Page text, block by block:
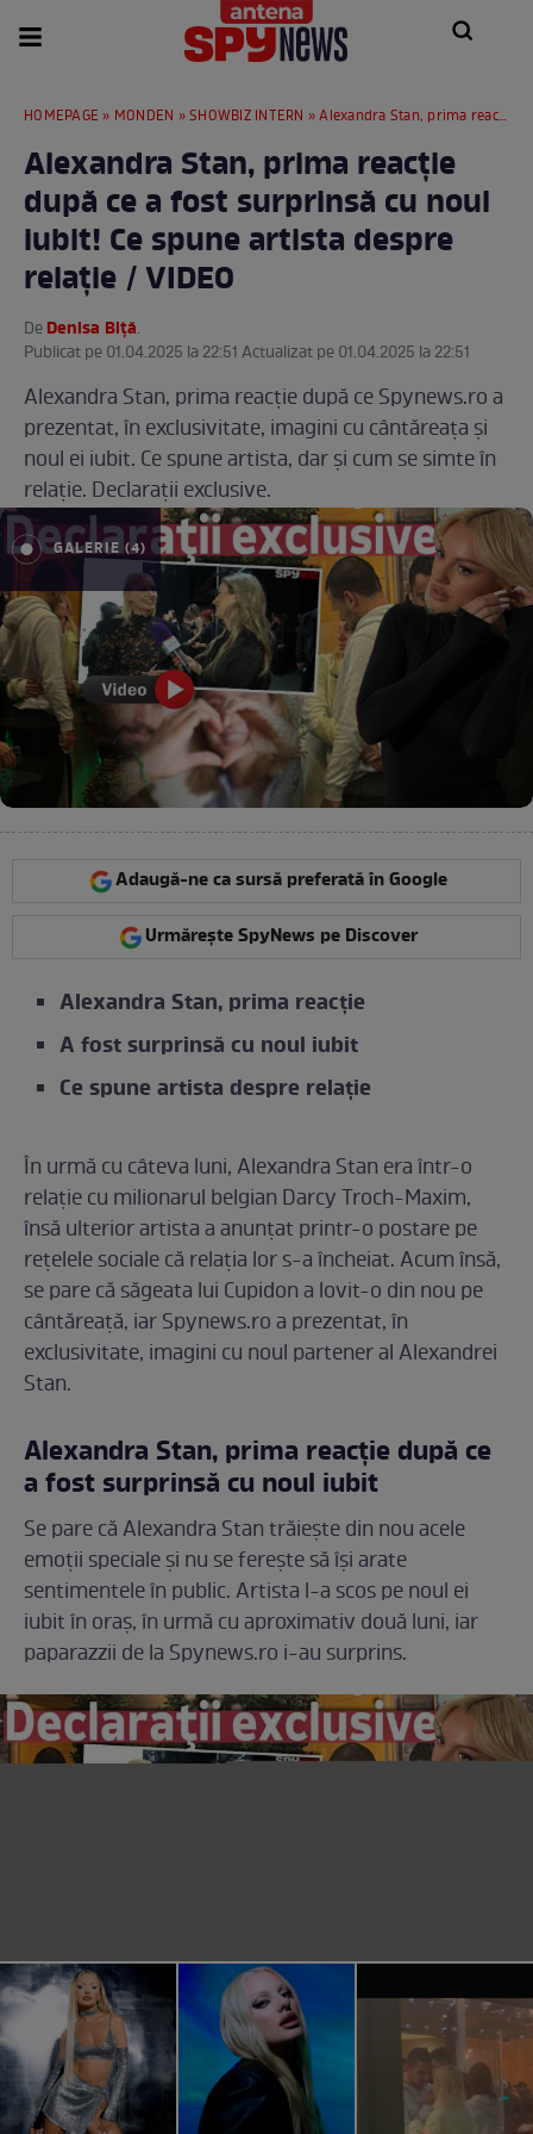
HOMEPAGE » MONDEN »SHOWBIZ INTERN » Alexandra Stan, prima reacție după ce a fost surprinsă cu noul iubit! Ce spune artista despre relație / VIDEO
Alexandra Stan, prima reacție
după ce a fost surprinsă cu noul
iubit! Ce spune artista despre
relație / VIDEO
DeDenisa Biță.
Publicat pe 01.04.2025 la 22:51 Actualizat pe 01.04.2025 la 22:51
Alexandra Stan, prima reacție după ce Spynews.ro a
prezentat, în exclusivitate, imagini cu cântăreața și
noul ei iubit. Ce spune artista, dar și cum se simte în
relație. Declarații exclusive.
GALERIE (4)
Adaugă-ne ca sursă preferată în Google
Urmărește SpyNews pe Discover
Alexandra Stan, prima reacție
A fost surprinsă cu noul iubit
Ce spune artista despre relație
În urmă cu câteva luni, Alexandra Stan era într-o
relație cu milionarul belgian Darcy Troch-Maxim,
însă ulterior artista a anunțat printr-o postare pe
rețelele sociale că relația lor s-a încheiat. Acum însă,
se pare că săgeata lui Cupidon a lovit-o din nou pe
cântăreață, iar Spynews.ro a prezentat, în
exclusivitate, imagini cu noul partener al Alexandrei
Stan.
Alexandra Stan, prima reacție după ce
a fost surprinsă cu noul iubit
Se pare că Alexandra Stan trăiește din nou acele
emoții speciale și nu se ferește să își arate
sentimentele în public. Artista l-a scos pe noul ei
iubit în oraș, în urmă cu aproximativ două luni, iar
paparazzii de la Spynews.ro i-au surprins.